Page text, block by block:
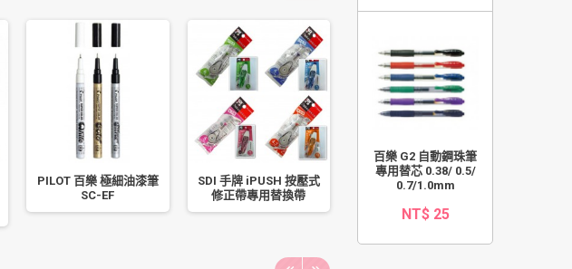
PILOT 百樂 極細油漆筆
SC-EF
SDI 手牌 iPUSH 按壓式
修正帶專用替換帶
南冠 標準紅字薪資袋
19.1x10CM 50 入
百樂 G2 自動鋼珠筆
專用替芯 0.38/ 0.5/
0.7/1.0mm
NT$ 25